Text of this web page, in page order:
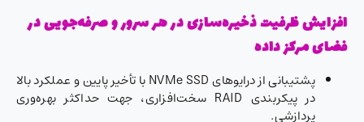
افزایش ظرفیت ذخیره‌سازی در هر سرور و صرفه‌جویی در
فضای مرکز داده
پشتیبانی از درایوهای NVMe SSD با تأخیر پایین و عملکرد بالا
در پیکربندی RAID سخت‌افزاری، جهت حداکثر بهره‌وری
پردازشی.